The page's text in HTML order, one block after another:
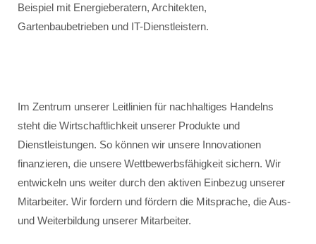
Beispiel mit Energieberatern, Architekten,
Gartenbaubetrieben und IT-Dienstleistern.
Im Zentrum unserer Leitlinien für nachhaltiges Handelns
steht die Wirtschaftlichkeit unserer Produkte und
Dienstleistungen. So können wir unsere Innovationen
finanzieren, die unsere Wettbewerbsfähigkeit sichern. Wir
entwickeln uns weiter durch den aktiven Einbezug unserer
Mitarbeiter. Wir fordern und fördern die Mitsprache, die Aus-
und Weiterbildung unserer Mitarbeiter.